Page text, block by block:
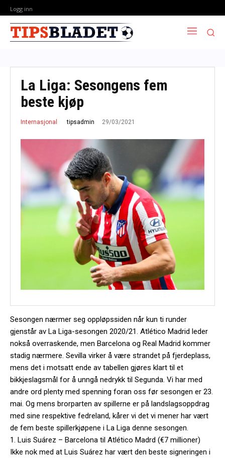
Logg inn
La Liga: Sesongens fem
beste kjøp
Internasjonal tipsadmin 29/03/2021
Sesongen nærmer seg oppløpssiden når kun ti runder
gjenstår av La Liga-sesongen 2020/21. Atlético Madrid leder
nokså overraskende, men Barcelona og Real Madrid kommer
stadig nærmere. Sevilla virker å være strandet på fjerdeplass,
mens det i motsatt ende av tabellen gjøres klart til et
bikkjeslagsmål for å unngå nedrykk til Segunda. Vi har med
andre ord plenty med spenning foran oss før sesongen er 23.
mai. Og mens brorparten av spillerne er på landslagsoppdrag
med sine respektive fedreland, kårer vi det vi mener har vært
de fem beste spillerkjøpene i La Liga denne sesongen.
1. Luis Suárez – Barcelona til Atlético Madrd (€7 millioner)
Ikke nok med at Luis Suárez har vært den beste signeringen i